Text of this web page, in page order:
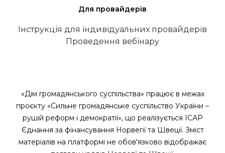
Для провайдерів
Інструкція для індивідуальних провайдерів
Проведення вебінару
«Дім громадянського суспільства» працює в межах
проєкту «Сильне громадянське суспільство України –
рушій реформ і демократії», що реалізується ІСАР
Єднання за фінансування Норвегії та Швеції. Зміст
матеріалів на платформі не обов'язково відображає